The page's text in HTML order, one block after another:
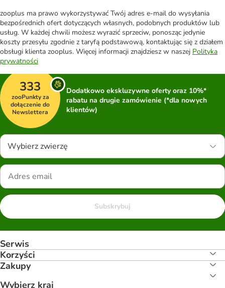
zooplus ma prawo wykorzystywać Twój adres e-mail do wysyłania
bezpośrednich ofert dotyczących własnych, podobnych produktów lub
usług. W każdej chwili możesz wyrazić sprzeciw, ponosząc jedynie
koszty przesyłu zgodnie z taryfą podstawową, kontaktując się z działem
obsługi klienta zooplus. Więcej informacji znajdziesz w naszej Polityka
prywatności
333
zooPunkty za
dołączenie do
Newslettera
Dodatkowo ekskluzywne oferty oraz 10%*
rabatu na drugie zamówienie (*dla nowych
klientów)
Wybierz zwierzę
Subskrybuj
Serwis
Korzyści
Zakupy
Wybierz kraj